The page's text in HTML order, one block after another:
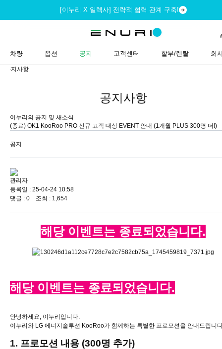
[이누리 X 일렉사] 전략적 협력 관계 구축!
차량 옵션 공지 고객센터 할부/렌탈 회
공지사항
공지사항
이누리의 공지 및 새소식
(종료) OK1 KooRoo PRO 신규 고객 대상 EVENT 안내 (1개월 PLUS 300명 더!)
공지
관리자
등록일 : 25-04-24 10:58
댓글 : 0 조회 : 1,654
해당 이벤트는 종료되었습니다.
해당 이벤트는 종료되었습니다.
안녕하세요, 이누리입니다.
이누리와 LG 에너지솔루션 KooRoo가 함께하는 특별한 프로모션을 안내드립니
1. 프로모션 내용 (300명 추가)